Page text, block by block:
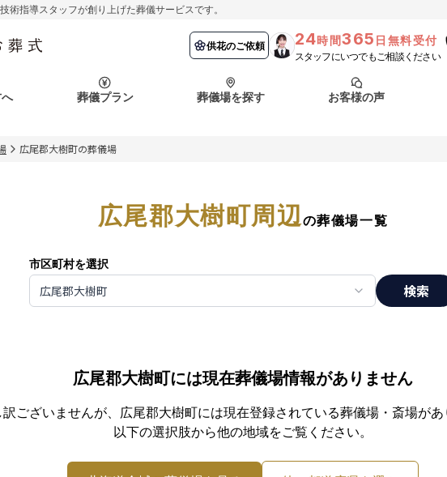
術指導スタッフが創り上げた葬儀サービスです。
供花のご依頼 24時間365 日無料受付
スタッフにいつでもご相談ください
ての方へ
葬儀プラン 葬儀場を探す
都
函館市
お客様の声
儀事例
の知識
ての方へ 納棺の儀とは？ 葬儀の流れ
タッフ一覧
都 埼玉県 千葉県
市
儀事例 お客様の声 よくある質問
の知識 供花のご依頼
広尾郡大樹町の葬儀場
広尾郡大樹町周辺 の葬儀場一覧
市区町村を選択
広尾郡大樹町 検索
広尾郡大樹町には現在葬儀場情報がありません
ございませんが、 広尾郡大樹町には現在登録されている葬儀場・斎場があ
以下の選択肢から他の地域をご覧ください。